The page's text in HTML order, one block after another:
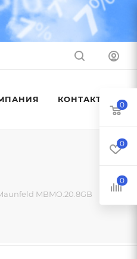
КОНТАКТЫ
MBMO.20.8GB
0
0
0